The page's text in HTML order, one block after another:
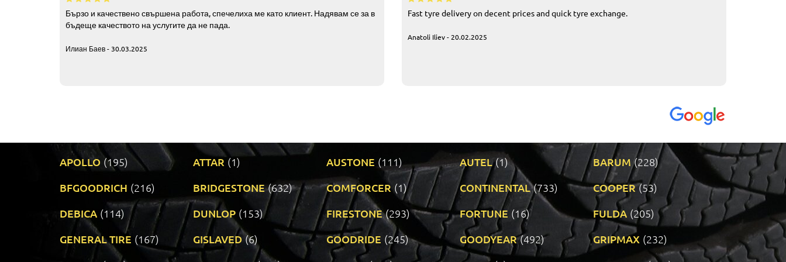
Бързо и качествено свършена работа, спечелиха ме като клиент. Надявам се за в
бъдеще качеството на услугите да не пада.
Илиан Баев - 30.03.2025
Fast tyre delivery on decent prices and quick tyre exchange.
Anatoli Iliev - 20.02.2025
APOLLO (195) ATTAR (1) AUSTONE (111) AUTEL (1) BARUM (228)
BFGOODRICH (216) BRIDGESTONE (632) COMFORCER (1) CONTINENTAL (733) COOPER (53)
DEBICA (114) DUNLOP (153) FIRESTONE (293) FORTUNE (16) FULDA (205)
GENERAL TIRE (167) GISLAVED (6) GOODRIDE (245) GOODYEAR (492) GRIPMAX (232)